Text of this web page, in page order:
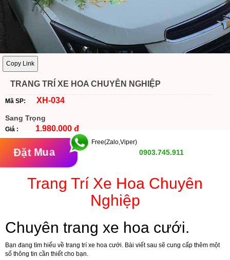
Copy Link
TRANG TRÍ XE HOA CHUYÊN NGHIỆP
Mã SP: XH-034
Sang Trọng
Giá : 1.980.000 đ
Đặt Mua
Free(Zalo,Viper)
0903.745.911
Trang Trí Xe Hoa Chuyên
Nghiệp
Chuyên trang xe hoa cưới.
Bạn đang tìm hiểu về trang trí xe hoa cưới. Bài viết sau sẽ cung cấp thêm một
số thông tin cần thiết cho bạn.